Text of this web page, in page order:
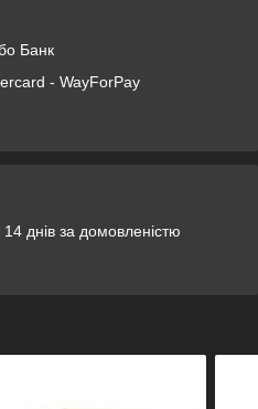
Банк
- WayForPay
днів за домовленістю